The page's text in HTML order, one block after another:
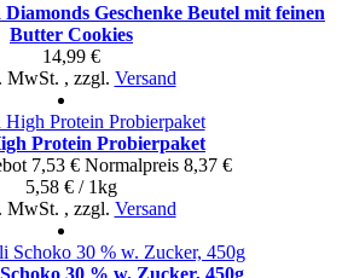
Geschenke Beutel mit feinen
Butter Cookies
14,99 €
MwSt. , zzgl. Versand
Protein Probierpaket
7,53 € Normal­preis 8,37 €
5,58 € / 1kg
MwSt. , zzgl. Versand
30 % w. Zucker, 450g